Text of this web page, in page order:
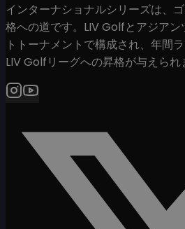
インターナショナルシリーズは、
格への道です。LIV Golfとアジア
トトーナメントで構成され、年間
LIV Golfリーグへの昇格が与えられ